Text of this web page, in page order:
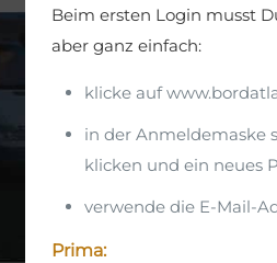
Beim ersten Login musst
aber ganz einfach:
klicke auf
in der Anmeldemaske
klicken und ein neues
verwende die E-Mail-
Prima: